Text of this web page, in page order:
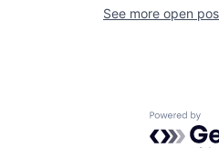
See more open
Powered